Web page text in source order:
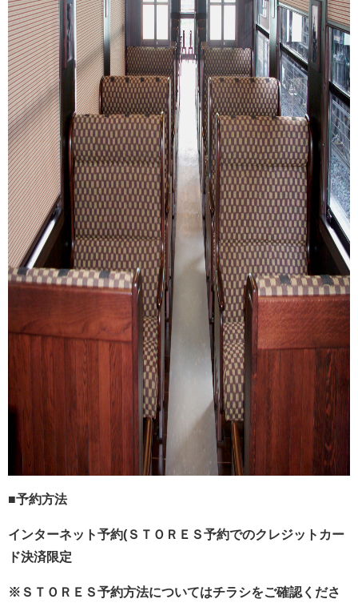
■予約方法
インターネット予約(ＳＴＯＲＥＳ予約でのクレジットカー
ド決済限定
※ＳＴＯＲＥＳ予約方法についてはチラシをご確認くださ